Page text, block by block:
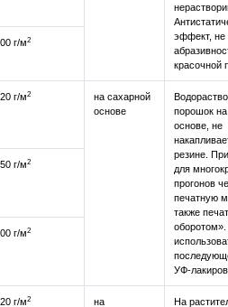
эффект, не
красочной
г/м2
г/м2
на сахарной
основе
порошок
основе, не
резине.
для
прогонов
печатную
также
УФ-
г/м2
г/м2
г/м2 на На